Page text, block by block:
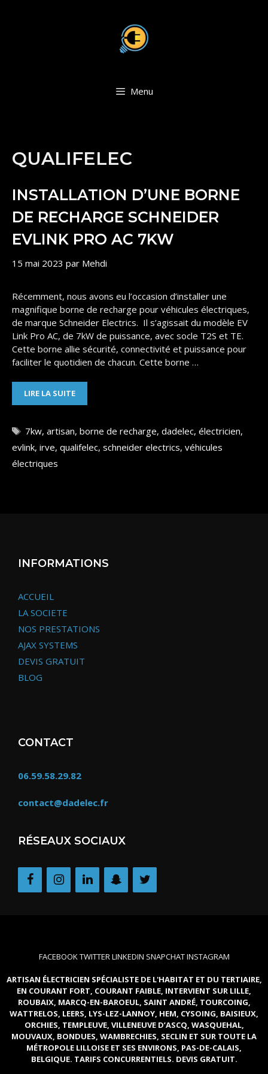
Menu
QUALIFELEC
INSTALLATION D’UNE BORNE
DE RECHARGE SCHNEIDER
EVLINK PRO AC 7KW
15 mai 2023 par Mehdi
Récemment, nous avons eu l’occasion d’installer une
magnifique borne de recharge pour véhicules électriques,
de marque Schneider Electrics. Il s’agissait du modèle EV
Link Pro AC, de 7kW de puissance, avec socle T2S et TE.
Cette borne allie sécurité, connectivité et puissance pour
faciliter le quotidien de chacun. Cette borne …
LIRE LA SUITEINSTALLATION
D’UNE
DE
RECHARGE
SCHNEIDER
Étiquettes
7kw, artisan, borne de recharge, dadelec, électricien,
evlink, irve, qualifelec, schneider electrics, véhicules
électriques
INFORMATIONS
ACCUEIL
LA SOCIETE
NOS PRESTATIONS
AJAX SYSTEMS
DEVIS GRATUIT
BLOG
CONTACT
06.59.58.29.82
contact@dadelec.fr
RÉSEAUX SOCIAUX
FACEBOOKTWITTER LINKEDIN SNAPCHATINSTAGRAM
ARTISAN ÉLECTRICIEN SPÉCIALISTE DE L'HABITAT ET DU TERTIAIRE,
EN COURANT FORT, COURANT FAIBLE, INTERVIENT SUR LILLE,
ROUBAIX, MARCQ-EN-BAROEUL, SAINT ANDRÉ, TOURCOING,
WATTRELOS, LEERS, LYS-LEZ-LANNOY, HEM, CYSOING, BAISIEUX,
ORCHIES, TEMPLEUVE, VILLENEUVE D’ASCQ, WASQUEHAL,
MOUVAUX, BONDUES, WAMBRECHIES, SECLIN ET SUR TOUTE LA
MÉTROPOLE LILLOISE ET SES ENVIRONS, PAS-DE-CALAIS,
BELGIQUE. TARIFS CONCURRENTIELS. DEVIS GRATUIT.